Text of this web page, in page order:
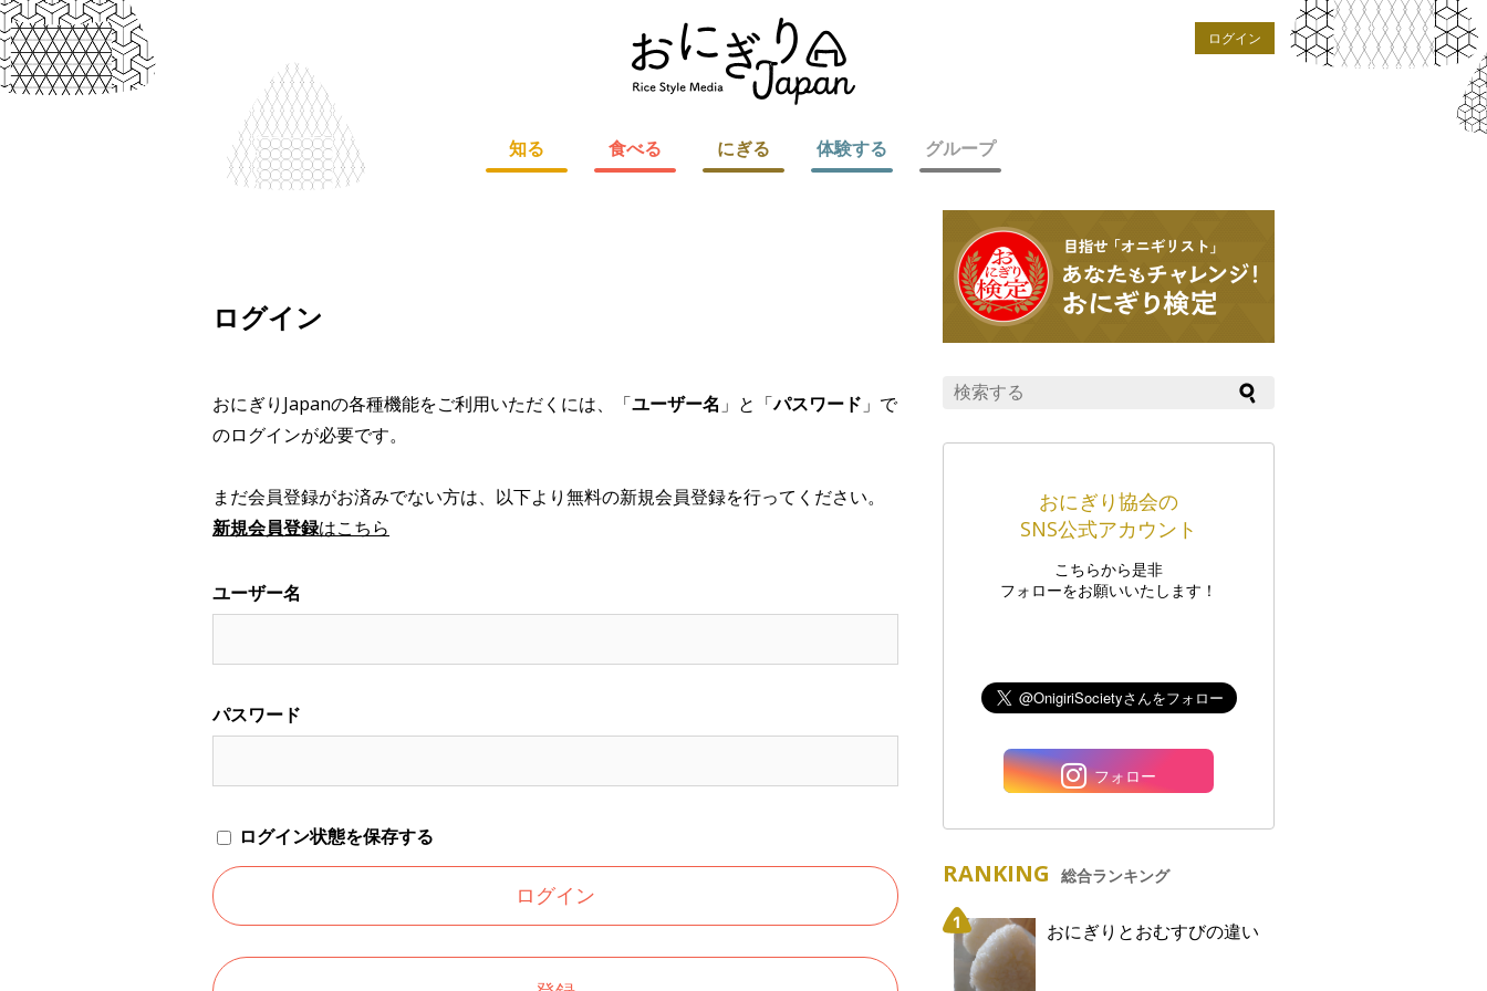
ログイン
知る 食べる にぎる 体験する グループ
ログイン
おにぎりJapanの各種機能をご利用いただくには、「ユーザー名 」と「パスワード 」で
のログインが必要です。
まだ会員登録がお済みでない方は、以下より無料の新規会員登録を行ってください。
新規会員登録はこちら
ユーザー名
パスワード
ログイン状態を保存する
おにぎり協会の
SNS公式アカウント
こちらから是非
フォローをお願いいたします！
フォロー
RANKING 総合ランキング
おにぎりとおむすびの違い